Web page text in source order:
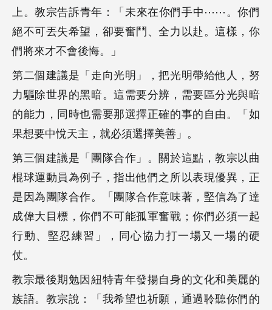
上。教宗告訴青年：「未來在你們手中⋯⋯。你們
絕不可丟失希望，卻要奮鬥、全力以赴。這樣，你
們將來才不會後悔。」
第二個建議是「走向光明」，把光明帶給他人，努
力驅除世界的黑暗。這需要分辨，需要區分光與暗
的能力，同時也需要那選擇正確的事的自由。「如
果想要中悅天主，就必須選擇美善」。
第三個建議是「團隊合作」。關於這點，教宗以曲
棍球運動員為例子，指出他們之所以表現優異，正
是因為團隊合作。「團隊合作意味著，堅信為了達
成偉大目標，你們不可能孤軍奮戰；你們必須一起
行動、堅忍練習」，同心協力打一場又一場的硬
仗。
教宗最後期勉因紐特青年發揚自身的文化和美麗的
族語。教宗說：「我希望也祈願，通過聆聽你們的